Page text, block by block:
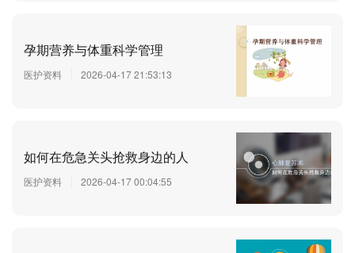
孕期营养与体重科学管理
医护资料 2026-04-17 21:53:13
如何在危急关头抢救身边的人
医护资料 2026-04-17 00:04:55